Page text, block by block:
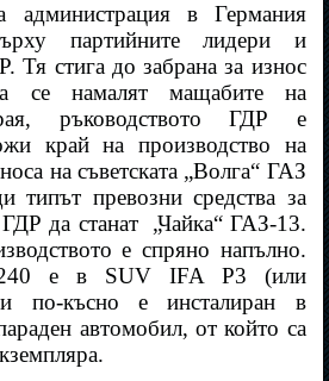
администрация в Германия
партийните лидери и
Тя стига до забрана за износ
се намалят мащабите на
ръководството ГДР е
край на производство на
на съветската „Волга“ ГАЗ
превозни средства за
да станат
„Чайка“ ГАЗ-13.
е спряно напълно.
е в SUV IFA P3 (или
по-късно е инсталиран в
автомобил, от който са